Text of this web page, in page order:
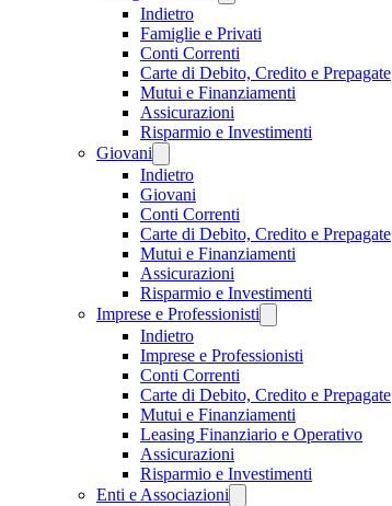
Indietro
Famiglie e Privati
Conti Correnti
Carte di Debito, Credito e Prepagate
Mutui e Finanziamenti
Assicurazioni
Risparmio e Investimenti
Giovani
Indietro
Giovani
Conti Correnti
Carte di Debito, Credito e Prepagate
Mutui e Finanziamenti
Assicurazioni
Risparmio e Investimenti
Imprese e Professionisti
Indietro
Imprese e Professionisti
Conti Correnti
Carte di Debito, Credito e Prepagate
Mutui e Finanziamenti
Leasing Finanziario e Operativo
Assicurazioni
Risparmio e Investimenti
Enti e Associazioni